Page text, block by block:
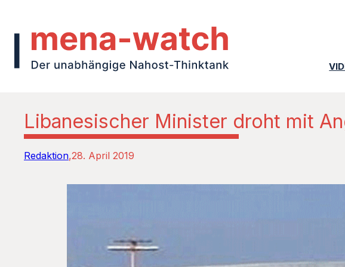
Libanesischer Minister droht mit
Redaktion 28. April 2019